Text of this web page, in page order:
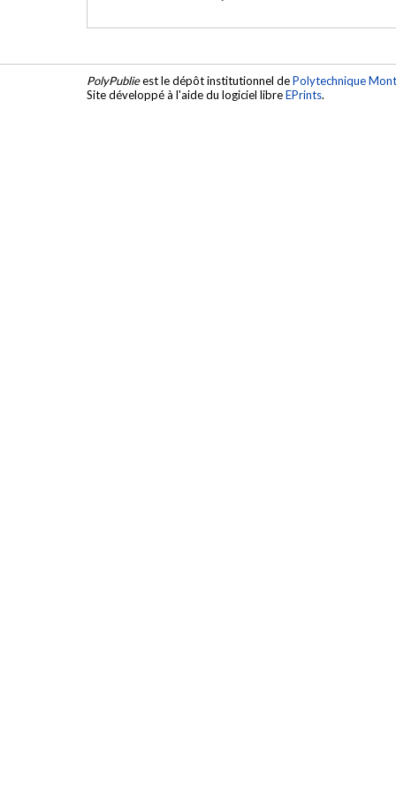
PolyPublieest le dépôt institutionnel dePolytechnique
Site développé à l'aide du logiciel libreEPrints.